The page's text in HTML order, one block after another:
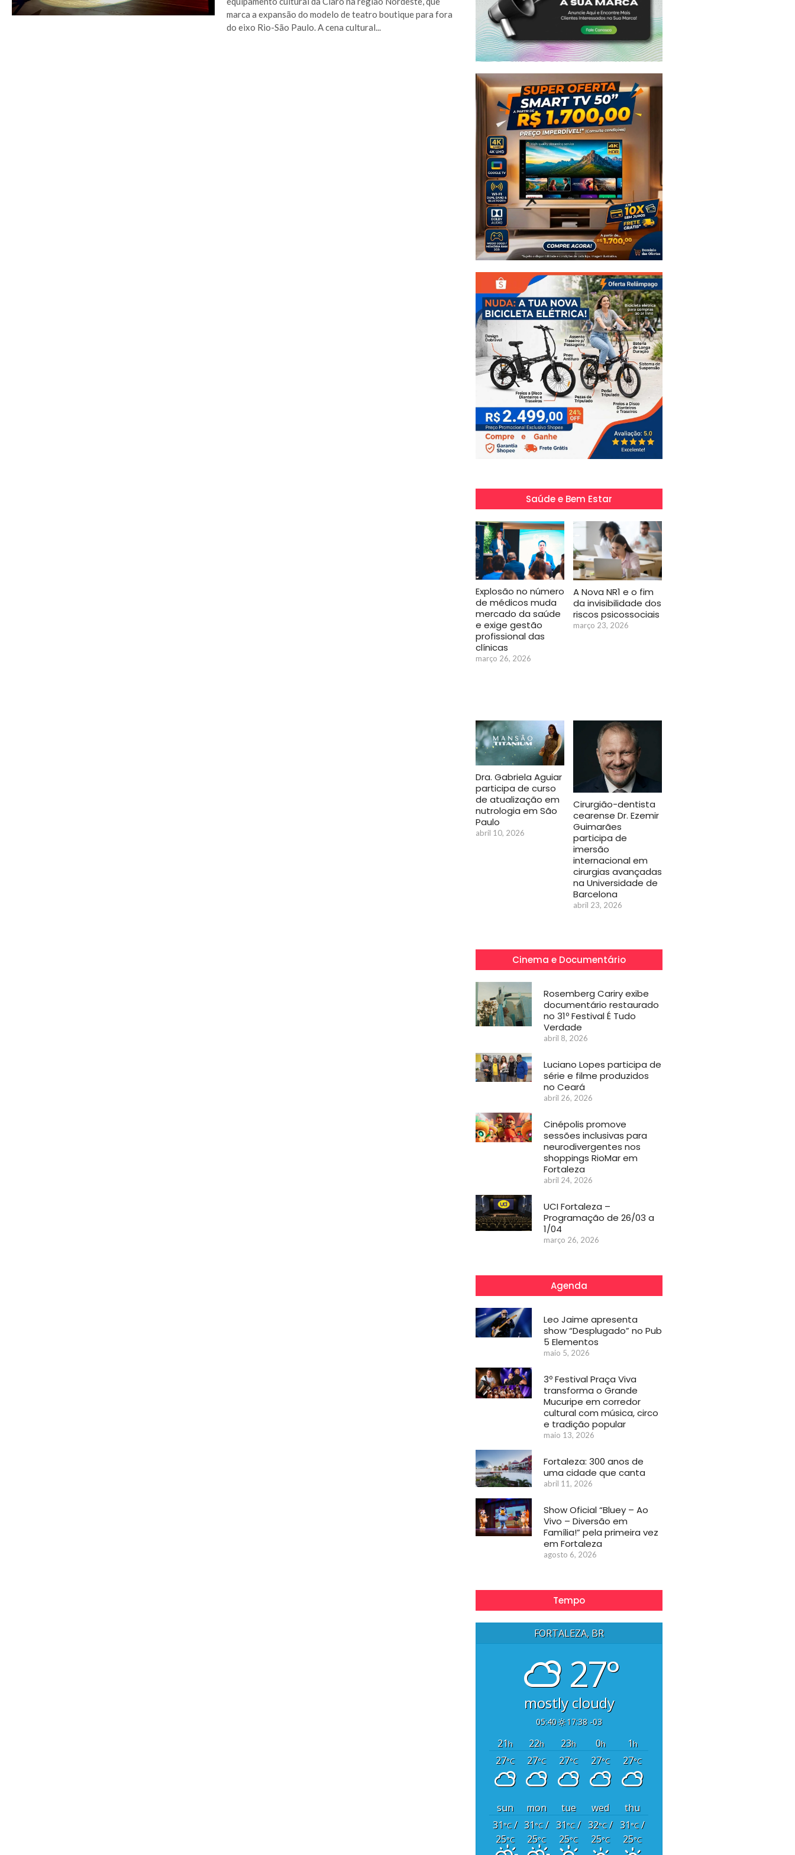
marca a expansão do modelo de teatro boutique para fora
do eixo Rio-São Paulo. A cena cultural...
Saúde e Bem Estar
Explosão no número
de médicos muda
mercado da saúde
e exige gestão
profissional das
clínicas
março 26, 2026
A Nova NR1 e o fim
da invisibilidade dos
riscos psicossociais
março 23, 2026
Dra. Gabriela Aguiar
participa de curso
de atualização em
nutrologia em São
Paulo
abril 10, 2026
Cirurgião-dentista
cearense Dr. Ezemir
Guimarães
participa de
imersão
internacional em
cirurgias avançadas
na Universidade de
Barcelona
abril 23, 2026
Cinema e Documentário
Rosemberg Cariry exibe
documentário restaurado
no 31º Festival É Tudo
Verdade
abril 8, 2026
Luciano Lopes participa de
série e filme produzidos
no Ceará
abril 26, 2026
Cinépolis promove
sessões inclusivas para
neurodivergentes nos
shoppings RioMar em
Fortaleza
abril 24, 2026
UCI Fortaleza –
Programação de 26/03 a
1/04
março 26, 2026
Agenda
Leo Jaime apresenta
show “Desplugado” no Pub
5 Elementos
maio 5, 2026
3º Festival Praça Viva
transforma o Grande
Mucuripe em corredor
cultural com música, circo
e tradição popular
maio 13, 2026
Fortaleza: 300 anos de
uma cidade que canta
abril 11, 2026
Show Oficial “Bluey – Ao
Vivo – Diversão em
Família!” pela primeira vez
em Fortaleza
agosto 6, 2026
Tempo
FORTALEZA, BR
27°
mostly cloudy
05:40 17:38 -03
21h 22h 23h 0h 1h
27°C 27°C 27°C 27°C 27°C
sun mon tue wed
thu
31°C/
25°C
31°C/
25°C
31°C/
25°C
32°C/
25°C
31°C/
25°C